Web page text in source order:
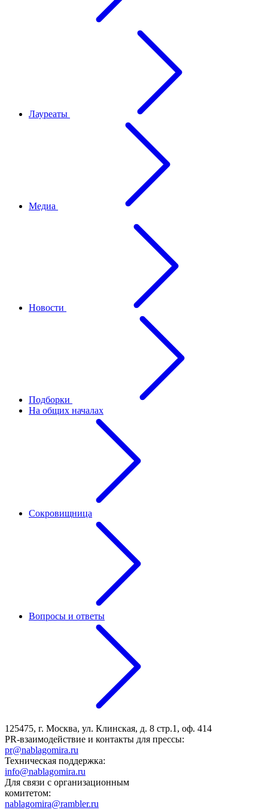
Лауреаты
Медиа
Новости
Подборки
На общих началах
Сокровищница
Вопросы и ответы
125475, г. Москва, ул. Клинская, д. 8 стр.1, оф. 414
PR-взаимодействие и контакты для прессы:
pr@nablagomira.ru
Техническая поддержка:
info@nablagomira.ru
Для связи с организационным
комитетом:
nablagomira@rambler.ru